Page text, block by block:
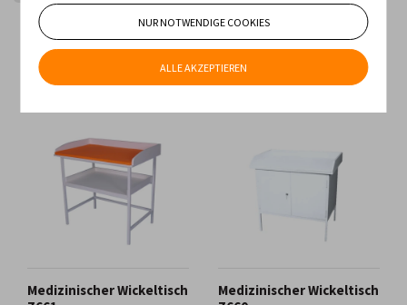
Geringster Preis Höchster Preis
Neueste Produkte
Älteste Produkte
Medizinischer Wickeltisch
Medizinischer Wickeltisch
NUR NOTWENDIGE COOKIES
ALLE AKZEPTIEREN